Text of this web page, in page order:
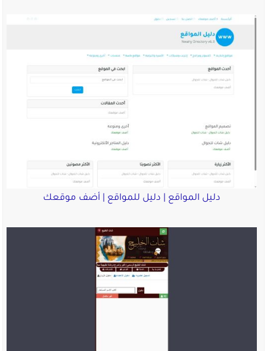
دليل المواقع | دليل للمواقع | أضف موقعك